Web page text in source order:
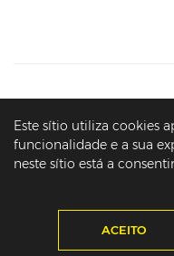
Este sítio utiliza cookies
funcionalidade e a sua
neste sítio está a
ACEITO
AVISOS LEGAIS
© PRESIDÊNCIA DA